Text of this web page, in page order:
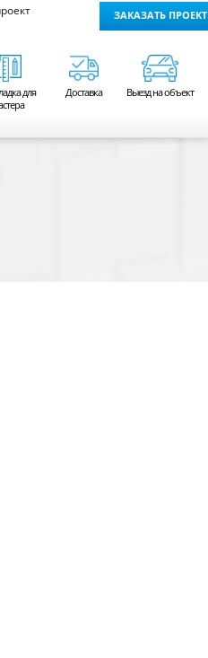
ЗАКАЗАТЬ ПРОЕКТ
для
Доставка Выезд на объект